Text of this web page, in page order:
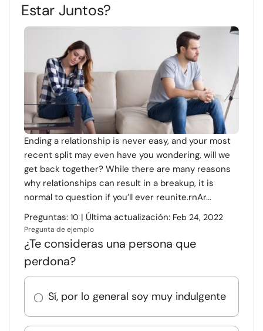
Estar Juntos?
Ending a relationship is never easy, and your most
recent split may even have you wondering, will we
get back together? While there are many reasons
why relationships can result in a breakup, it is
normal to question if you’ll ever reunite.rnAr...
Preguntas: 10 | Última actualización: Feb 24, 2022
Pregunta de ejemplo
¿Te consideras una persona que
perdona?
Sí, por lo general soy muy indulgente